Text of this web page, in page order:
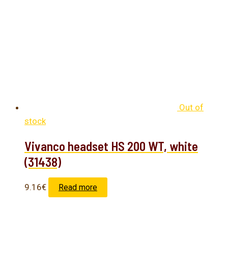
Out of
stock
Vivanco headset HS 200 WT, white
(31438)
9.16€ Read more